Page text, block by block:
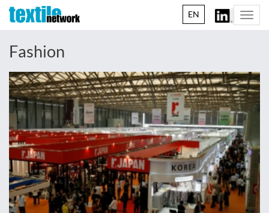
EN
Fashion